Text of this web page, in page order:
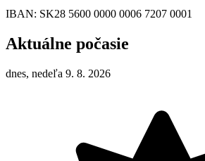
IBAN: SK28 5600 0000 0006 7207 0001
Aktuálne počasie
dnes, nedeľa 9. 8. 2026